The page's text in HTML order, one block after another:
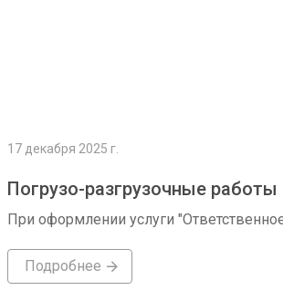
17 декабря 2025 г.
Погрузо-разгрузочные
При оформлении услуги
Подробнее